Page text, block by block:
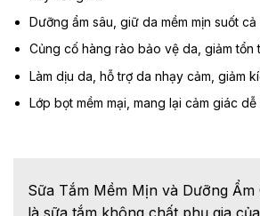
Dưỡng ẩm sâu, giữ da mềm mịn suốt cả
Củng cố hàng rào bảo vệ da, giảm tổn
Làm dịu da, hỗ trợ da nhạy cảm, giảm
Lớp bọt mềm mại, mang lại cảm giác
Sữa Tắm Mềm Mịn và Dưỡng Ẩm
là sữa tắm không chất phụ gia